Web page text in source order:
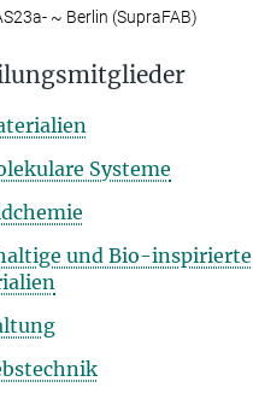
~ Berlin (SupraFAB)
Systeme
und Bio-inspirierte